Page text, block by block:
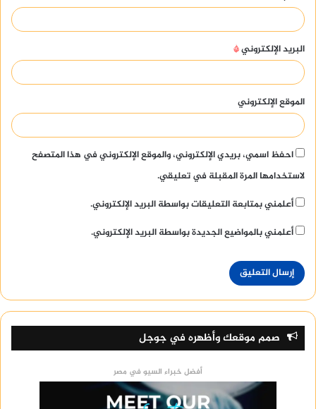
البريد الإلكتروني*
الموقع الإلكتروني
احفظ اسمي، بريدي الإلكتروني، والموقع الإلكتروني في هذا المتصفح
لاستخدامها المرة المقبلة في تعليقي.
أعلمني بمتابعة التعليقات بواسطة البريد الإلكتروني.
أعلمني بالمواضيع الجديدة بواسطة البريد الإلكتروني.
صمم موقعك وأظهره في جوجل
أفضل خبراء السيو في مصر